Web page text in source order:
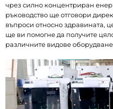
чрез силно концентриран
ръководство ще отговори
въпроси относно здравината,
ще ви помогне да получите
различните видове